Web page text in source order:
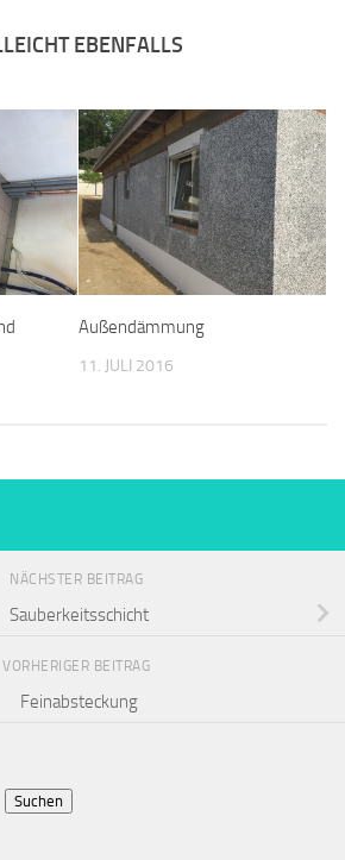
EBENFALLS
Außendämmung
11. JULI 2016
NÄCHSTER BEITRAG
Sauberkeitsschicht
VORHERIGER BEITRAG
Feinabsteckung
Suchen